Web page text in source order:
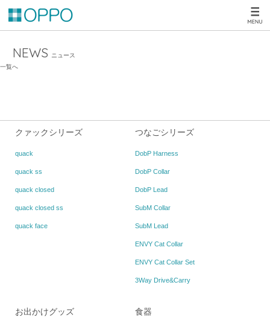
NEWS
ニュース
一覧へ
クァックシリーズ
quack
quack ss
quack closed
quack closed ss
quack face
つなごシリーズ
DobP Harness
DobP Collar
DobP Lead
SubM Collar
SubM Lead
ENVY Cat Collar
ENVY Cat Collar Set
3Way Drive&Carry
お出かけグッズ 食器